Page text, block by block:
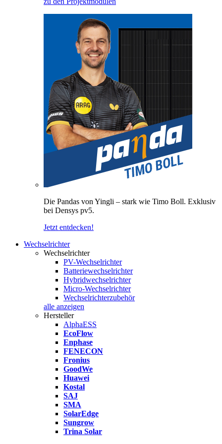
Die Pandas von Yingli – stark wie Timo Boll. Exklusiv
bei Densys pv5.
Jetzt entdecken!
Wechselrichter
Wechselrichter
PV-Wechselrichter
Batteriewechselrichter
Hybridwechselrichter
Micro-Wechselrichter
Wechselrichterzubehör
alle anzeigen
Hersteller
AlphaESS
EcoFlow
Enphase
FENECON
Fronius
GoodWe
Huawei
Kostal
SAJ
SMA
SolarEdge
Sungrow
Trina Solar